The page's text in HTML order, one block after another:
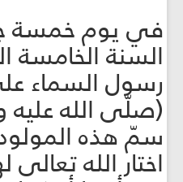
في يوم خمسة
السنة الخامسة
رسول السماء
(صلّى الله عليه
سمّ هذه
اختار الله